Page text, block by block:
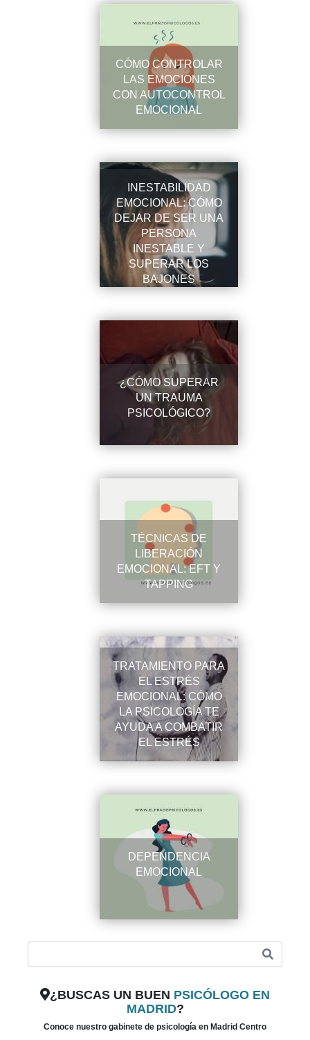
CÓMO CONTROLAR
LAS EMOCIONES
CON AUTOCONTROL
EMOCIONAL
INESTABILIDAD
EMOCIONAL: CÓMO
DEJAR DE SER UNA
PERSONA
INESTABLE Y
SUPERAR LOS
BAJONES
EMOCIONALES
¿CÓMO SUPERAR
UN TRAUMA
PSICOLÓGICO?
TÉCNICAS DE
LIBERACIÓN
EMOCIONAL: EFT Y
TAPPING
TRATAMIENTO PARA
EL ESTRÉS
EMOCIONAL: CÓMO
LA PSICOLOGÍA TE
AYUDA A COMBATIR
EL ESTRÉS
DEPENDENCIA
EMOCIONAL
¿BUSCAS UN BUEN PSICÓLOGO EN
MADRID?
Conoce nuestro gabinete de psicología en Madrid Centro